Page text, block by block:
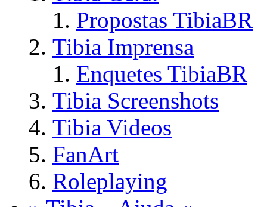
Propostas TibiaBR
Tibia Imprensa
Enquetes TibiaBR
Tibia Screenshots
Tibia Videos
FanArt
Roleplaying